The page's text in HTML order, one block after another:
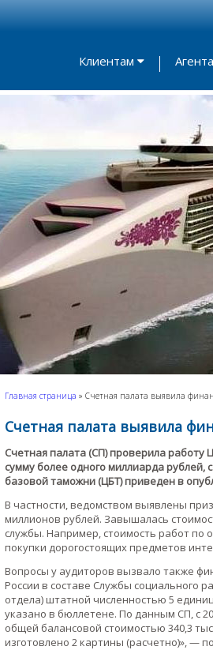
Клиентам
Главная страница » Счетная палата выявила
Счетная палата выявила
Счетная палата (СП) проверила
сумму более одного миллиарда
базовой таможни (ЦБТ) приведен в
В частности, ведомством выявлены
миллионов рублей. Завышалась
службы. Например, стоимость работ по
покупки дорогостоящих предметов
Вопросы у аудиторов вызвало также
России в составе Службы социального
отдела) штатной численностью 5
указано в бюллетене. По данным СП, с
общей балансовой стоимостью 340,3
изготовлено 2 картины (расчетно)», —